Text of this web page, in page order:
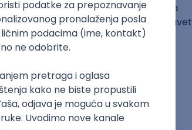
da zatražite savet od nekoga koga
svoju odluku. U suštini, moj savet
kasnije. Čak i ako mislite da ste se